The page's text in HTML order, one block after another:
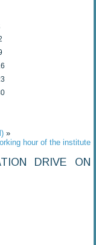
»
hour of the institute
DRIVE ON